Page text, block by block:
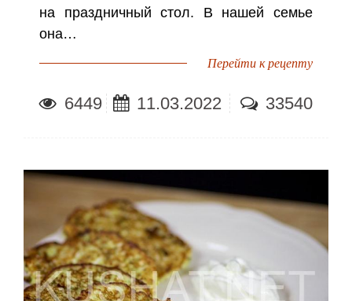
на праздничный стол. В нашей семье
она…
Перейти к рецепту
6449 11.03.2022 33540